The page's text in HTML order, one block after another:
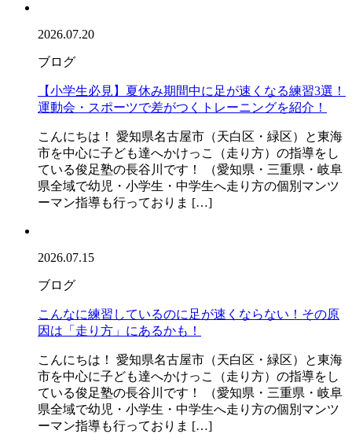
2026.07.20
ブログ
【小学生必見】夏休み期間中に足が速くなる練習3選！
運動会・スポーツで差がつくトレーニングを紹介！
こんにちは！ 愛知県名古屋市（天白区・緑区）と東海
市を中心に子ども達へかけっこ（走り方）の指導をし
ている俊足塾の長谷川です！ （愛知県・三重県・岐阜
県全域で幼児・小学生・中学生へ走り方の個別マンツ
ーマン指導も行っておりま […]
2026.07.15
ブログ
こんなに練習しているのに足が速くならない！その原
因は「走り方」にあるかも！
こんにちは！ 愛知県名古屋市（天白区・緑区）と東海
市を中心に子ども達へかけっこ（走り方）の指導をし
ている俊足塾の長谷川です！ （愛知県・三重県・岐阜
県全域で幼児・小学生・中学生へ走り方の個別マンツ
ーマン指導も行っておりま […]